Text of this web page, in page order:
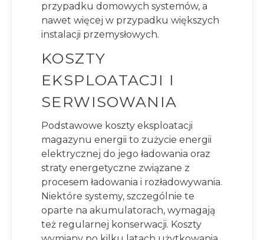
przypadku domowych systemów, a
nawet więcej w przypadku większych
instalacji przemysłowych.
KOSZTY
EKSPLOATACJI I
SERWISOWANIA
Podstawowe koszty eksploatacji
magazynu energii to zużycie energii
elektrycznej do jego ładowania oraz
straty energetyczne związane z
procesem ładowania i rozładowywania.
Niektóre systemy, szczególnie te
oparte na akumulatorach, wymagają
też regularnej konserwacji. Koszty